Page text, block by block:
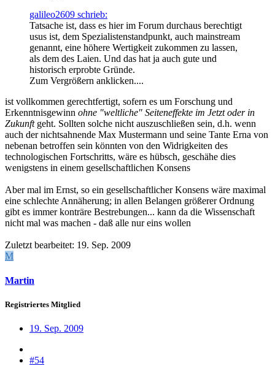
galileo2609 schrieb:
Tatsache ist, dass es hier im Forum durchaus berechtigt
usus ist, dem Spezialistenstandpunkt, auch mainstream
genannt, eine höhere Wertigkeit zukommen zu lassen,
als dem des Laien. Und das hat ja auch gute und
historisch erprobte Gründe.
Zum Vergrößern anklicken....
ist vollkommen gerechtfertigt, sofern es um Forschung und
Erkenntnisgewinn ohne "weltliche" Seiteneffekte im Jetzt oder in
Zukunftgeht. Sollten solche nicht auszuschließen sein, d.h. wenn
auch der nichtsahnende Max Mustermann und seine Tante Erna von
nebenan betroffen sein könnten von den Widrigkeiten des
technologischen Fortschritts, wäre es hübsch, geschähe dies
wenigstens in einem gesellschaftlichen Konsens
Aber mal im Ernst, so ein gesellschaftlicher Konsens wäre maximal
eine schlechte Annäherung; in allen Belangen größerer Ordnung
gibt es immer konträre Bestrebungen... kann da die Wissenschaft
nicht mal was machen - daß alle nur eins wollen
Zuletzt bearbeitet: 19. Sep. 2009
M
Martin
Registriertes Mitglied
19. Sep. 2009
#54